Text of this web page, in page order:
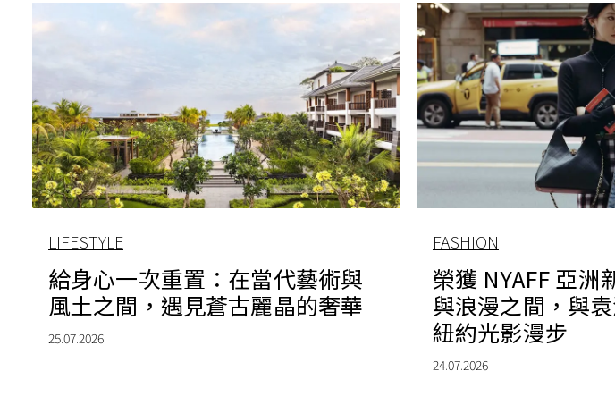
LIFESTYLE
給身心一次重置：在當代藝術與
風土之間，遇見蒼古麗晶的奢華
25.07.2026
FASHION
榮獲 NYAFF 亞洲
與浪漫之間，與
紐約光影漫步
24.07.2026